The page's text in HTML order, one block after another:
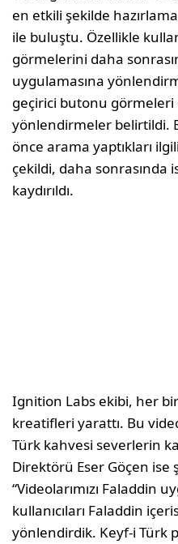
en etkili şekilde
ile buluştu. Özellikle
görmelerini daha
uygulamasına
geçirici butonu
yönlendirmeler belirtildi.
önce arama yaptıkları
çekildi, daha sonrasında
kaydırıldı.
Ignition Labs ekibi, her
kreatifleri yarattı. Bu
Türk kahvesi severlerin
Direktörü Eser Göçen ise
“Videolarımızı Faladdin
kullanıcıları Faladdin
yönlendirdik. Keyf-i Türk